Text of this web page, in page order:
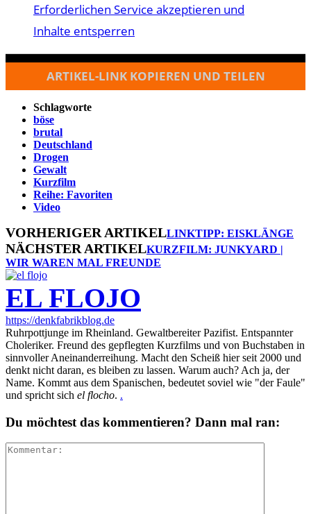
Erforderlichen Service akzeptieren und
Inhalte entsperren
ARTIKEL-LINK KOPIEREN UND TEILEN
Schlagworte
böse
brutal
Deutschland
Drogen
Gewalt
Kurzfilm
Reihe: Favoriten
Video
VORHERIGER ARTIKELLINKTIPP: EISKLÄNGE
NÄCHSTER ARTIKELKURZFILM: JUNKYARD |
WIR WAREN MAL FREUNDE
EL FLOJO
https://denkfabrikblog.de
Ruhrpottjunge im Rheinland. Gewaltbereiter Pazifist. Entspannter
Choleriker. Freund des gepflegten Kurzfilms und von Buchstaben in
sinnvoller Aneinanderreihung. Macht den Scheiß hier seit 2000 und
denkt nicht daran, es bleiben zu lassen. Warum auch? Ach ja, der
Name. Kommt aus dem Spanischen, bedeutet soviel wie "der Faule"
und spricht sich el flocho. .
Du möchtest das kommentieren? Dann mal ran: